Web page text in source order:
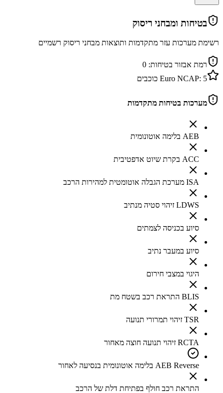
בטיחות ומבחני ריסוק
רשימת מערכות עזר מתקדמות ותוצאות מבחני ריסוק רשמיים
רמת אבזור בטיחות: 0
Euro NCAP: 5 כוכבים
מערכות בטיחות מתקדמות
AEB בלימה אוטונומית
ACC בקרת שיוט אדפטיבית
ISA מערכת הגבלה אוטומטית למהירות הרכב
LDWS זיהוי סטיה מנתיב
סיוע בכניסה לצמתים
סיוע במעבר נתיב
היגוי במצבי חירום
BLIS התראת רכב בשטח מת
TSR זיהוי תמרורי תנועה
RCTA זיהוי תנועה חוצה מאחור
AEB Reverse בלימה אוטונומית בנסיעה לאחור
התראת רכב חולף בפתיחת דלת של הרכב